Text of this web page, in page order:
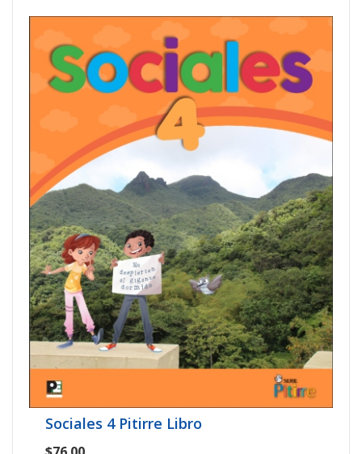
Sociales 4 Pitirre Libro